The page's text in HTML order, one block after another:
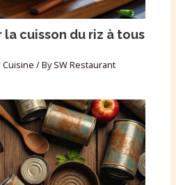
cuisson du riz à tous
Cuisine / BySW Restaurant